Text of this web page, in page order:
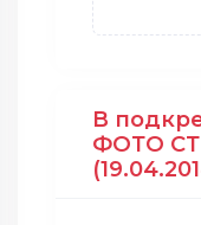
В
ФОТО